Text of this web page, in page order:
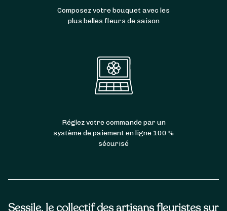
Sessile, le collectif des artisans fleuristes sur
Composez votre bouquet avec les
plus belles fleurs de saison
Réglez votre commande par un
système de paiement en ligne 100 %
sécurisé